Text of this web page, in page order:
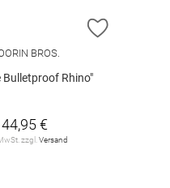
HINZUFÜGEN
BROS.
Bulletproof Rhino"
44,95 €
zzgl.Versand